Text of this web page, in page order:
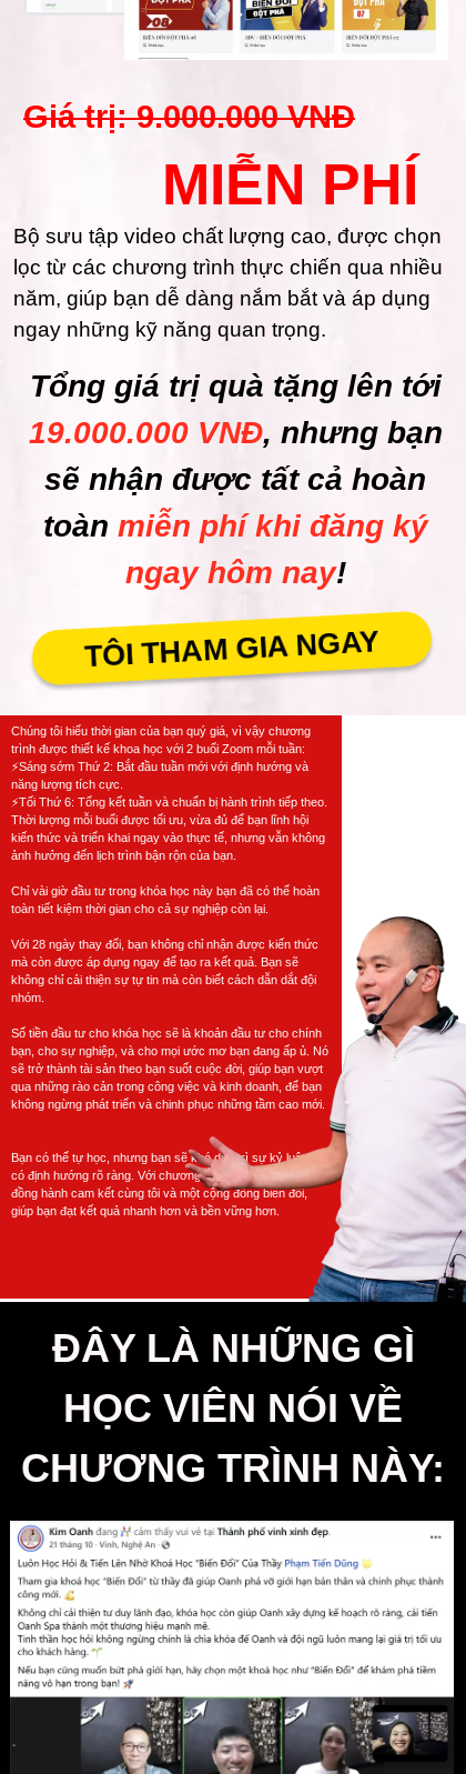
TÔI THAM GIA NGAY
Giá trị: 9.000.000 VNĐ
MIỄN PHÍ
Tổng giá trị quà tặng lên tới
19.000.000 VNĐ, nhưng bạn
sẽ nhận được tất cả hoàn
toàn miễn phí khi đăng ký
ngay hôm nay!
Bộ sưu tập video chất lượng cao, được chọn
lọc từ các chương trình thực chiến qua nhiều
năm, giúp bạn dễ dàng nắm bắt và áp dụng
ngay những kỹ năng quan trọng.
Chúng tôi hiểu thời gian của bạn quý giá, vì vậy chương
trình được thiết kế khoa học với 2 buổi Zoom mỗi tuần:
⚡Sáng sớm Thứ 2: Bắt đầu tuần mới với định hướng và
năng lượng tích cực.
⚡Tối Thứ 6: Tổng kết tuần và chuẩn bị hành trình tiếp theo.
Thời lượng mỗi buổi được tối ưu, vừa đủ để bạn lĩnh hội
kiến thức và triển khai ngay vào thực tế, nhưng vẫn không
ảnh hưởng đến lịch trình bận rộn của bạn.
Chỉ vài giờ đầu tư trong khóa học này bạn đã có thể hoàn
toàn tiết kiệm thời gian cho cả sự nghiệp còn lại.
Với 28 ngày thay đổi, bạn không chỉ nhận được kiến thức
mà còn được áp dụng ngay để tạo ra kết quả. Bạn sẽ
không chỉ cải thiện sự tự tin mà còn biết cách dẫn dắt đội
nhóm.
Số tiền đầu tư cho khóa học sẽ là khoản đầu tư cho chính
bạn, cho sự nghiệp, và cho mọi ước mơ bạn đang ấp ủ. Nó
sẽ trở thành tài sản theo bạn suốt cuộc đời, giúp bạn vượt
qua những rào cản trong công việc và kinh doanh, để bạn
không ngừng phát triển và chinh phục những tầm cao mới.
Bạn có thể tự học, nhưng bạn sẽ khó duy trì sự kỷ luật và
có định hướng rõ ràng. Với chương trình này, bạn sẽ được
đồng hành cam kết cùng tôi và một cộng đồng biến đổi,
giúp bạn đạt kết quả nhanh hơn và bền vững hơn.
ĐÂY LÀ NHỮNG GÌ
HỌC VIÊN NÓI VỀ
CHƯƠNG TRÌNH NÀY: